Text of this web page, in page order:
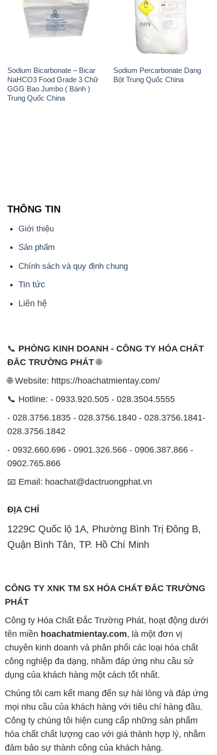
Sodium Bicarbonate – Bicar
NaHCO3 Food Grade 3 Chữ
GGG Bao Jumbo ( Bành )
Trung Quốc China
Sodium Percarbonate Dạng
Bột Trung Quốc China
THÔNG TIN
Giới thiệu
Sản phẩm
Chính sách và quy định chung
Tin tức
Liên hệ
📞 PHÒNG KINH DOANH - CÔNG TY HÓA CHẤT
ĐẮC TRƯỜNG PHÁT🌐
🌐 Website: https://hoachatmientay.com/
📞 Hotline: - 0933.920.505 - 028.3504.5555
- 028.3756.1835 - 028.3756.1840 - 028.3756.1841-
028.3756.1842
- 0932.660.696 - 0901.326.566 - 0906.387.866 -
0902.765.866
📧 Email: hoachat@dactruongphat.vn
ĐỊA CHỈ
1229C Quốc lộ 1A, Phường Bình Trị Đông B,
Quận Bình Tân, TP. Hồ Chí Minh
CÔNG TY XNK TM SX HÓA CHẤT ĐẮC TRƯỜNG
PHÁT
Công ty Hóa Chất Đắc Trường Phát, hoạt động dưới
tên miền hoachatmientay.com, là một đơn vị
chuyên kinh doanh và phân phối các loại hóa chất
công nghiệp đa dạng, nhằm đáp ứng nhu cầu sử
dụng của khách hàng một cách tốt nhất.
Chúng tôi cam kết mang đến sự hài lòng và đáp ứng
mọi nhu cầu của khách hàng với tiêu chí hàng đầu.
Công ty chúng tôi hiện cung cấp những sản phẩm
hóa chất chất lượng cao với giá thành hợp lý, nhằm
đảm bảo sự thành công của khách hàng.